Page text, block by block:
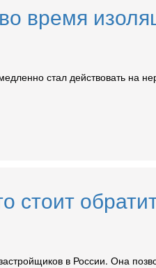
время
стал действовать на
стоит
в России. Она